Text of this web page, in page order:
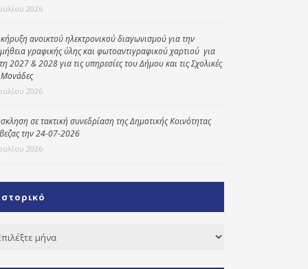
2026
ανοικτού ηλεκτρονικού διαγωνισμού για την
γραφικής ύλης και φωτοαντιγραφικού χαρτιού για
2027 & 2028 για τις υπηρεσίες του Δήμου και τις Σχολικές
2026
σε τακτική συνεδρίαση της Δημοτικής Κοινότητας
την 24-07-2026
2026